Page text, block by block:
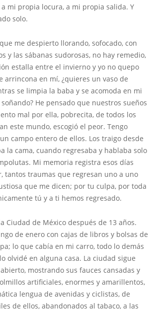
mi propia locura, a mi propia salida. Y
solo.
despierto llorando, sofocado, con
y las sábanas sudorosas, no hay remedio,
estalla entre el invierno y yo no quepo
arrincona en mí, ¿quieres un vaso de
se limpia la baba y se acomoda en mi
He pensado que nuestros sueños
mal por ella, pobrecita, de todos los
este mundo, escogió el peor. Tengo
campo entero de ellos. Los traigo desde
la cama, cuando regresaba y hablaba solo
Mi memoria registra esos días
tantos traumas que regresan uno a uno
que me dicen; por tu culpa, por toda
tú y a ti hemos regresado.
de México después de 13 años.
de enero con cajas de libros y bolsas de
lo que cabía en mi carro, todo lo demás
olvidé en alguna casa. La ciudad sigue
mostrando sus fauces cansadas y
artificiales, enormes y amarillentos,
lengua de avenidas y ciclistas, de
de ellos, abandonados al tabaco, a las